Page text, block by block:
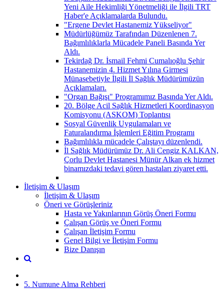
Yeni Aile Hekimliği Yönetmeliği ile İlgili TRT
Haber'e Açıklamalarda Bulundu.
"Ergene Devlet Hastanemiz Yükseliyor"
Müdürlüğümüz Tarafından Düzenlenen 7.
Bağımlılıklarla Mücadele Paneli Basında Yer
Aldı.
Tekirdağ Dr. İsmail Fehmi Cumalıoğlu Şehir
Hastanemizin 4. Hizmet Yılına Girmesi
Münasebetiyle İlgili İl Sağlık Müdürümüzün
Açıklamaları.
"Organ Bağışı" Programımız Basında Yer Aldı.
20. Bölge Acil Sağlık Hizmetleri Koordinasyon
Komisyonu (ASKOM) Toplantısı
Sosyal Güvenlik Uygulamaları ve
Faturalandırma İşlemleri Eğitim Programı
Bağımlılıkla mücadele Çalıştayı düzenlendi.
İl Sağlık Müdürümüz Dr. Ali Cengiz KALKAN,
Çorlu Devlet Hastanesi Münür Alkan ek hizmet
binamızdaki tedavi gören hastaları ziyaret etti.
İletişim & Ulaşım
İletişim & Ulaşım
Öneri ve Görüşleriniz
Hasta ve Yakınlarının Görüş Öneri Formu
Çalışan Görüş ve Öneri Formu
Çalışan İletişim Formu
Genel Bilgi ve İletişim Formu
Bize Danışın
5. Numune Alma Rehberi